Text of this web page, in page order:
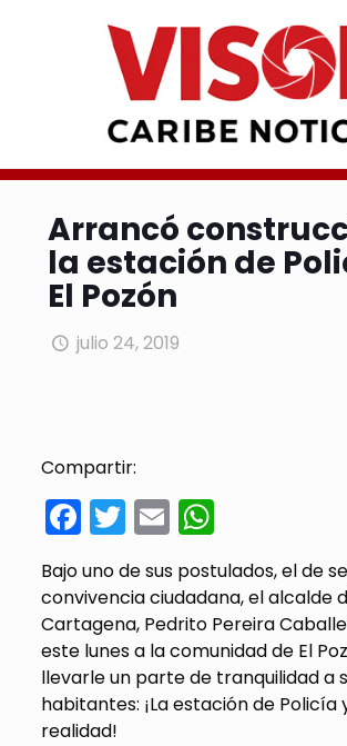
Arrancó
la estación de
El Pozón
julio 24, 2019
Compartir:
Facebook
Twitter
Email
Bajo uno de sus postulados, el de
convivencia ciudadana, el alcalde
Cartagena, Pedrito Pereira
este lunes a la comunidad de El
llevarle un parte de tranquilidad a
habitantes: ¡La estación de Policía
realidad!